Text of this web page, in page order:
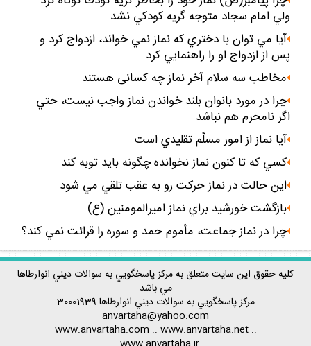
ولي امام سجاد متوجه گريه كودكي نشد
آيا مي توان با دختري كه نماز نمي خواند، ازدواج كرد و
پس از ازدواج او را راهنمايي كرد
مخاطب سه سلام آخر نماز چه كسانى هستند
چرا در مورد بانوان بلند خواندن نماز واجب نيست، حتي
اگر نامحرم هم نباشد
آيا نماز از امور مسلّم تقليدي است
كسي كه تا كنون نماز نخوانده چگونه بايد توبه كند
اين حالت در نماز حركت رو به عقب تلقي مي شود
بازگشت خورشيد براي نماز اميرالمومنين (ع)
چرا در نماز جماعت، مأموم حمد و سوره را قرائت نمي كند؟
كليه حقوق اين سايت متعلق به مركز پاسخگويي به سوالات ديني انوارطاها
مي باشد
مركز پاسخگويي به سوالات ديني انوارطاها 30001939
anvartaha@yahoo.com
www.anvartaha.com :: www.anvartaha.net::